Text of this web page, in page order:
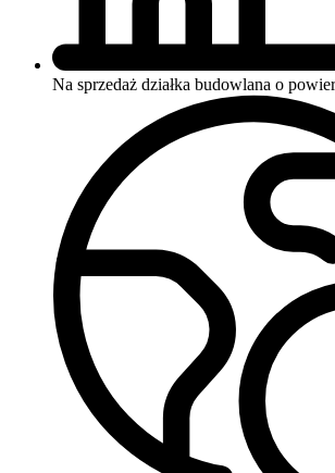
Na sprzedaż działka budowlana o